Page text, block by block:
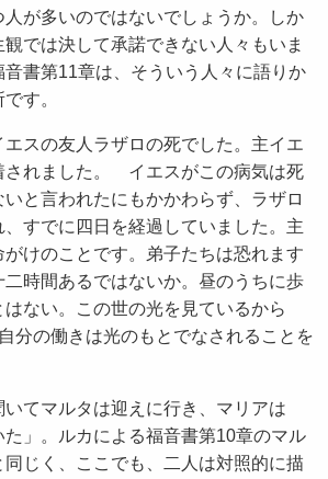
が多いのではないでしょうか。しか
では決して承諾できない人々もいま
書第11章は、そういう人々に語りか
す。
スの友人ラザロの死でした。主イエ
されました。 イエスがこの病気は死
と言われたにもかかわらず、ラザロ
すでに四日を経過していました。主
けのことです。弟子たちは恐れます
時間あるではないか。昼のうちに歩
ない。この世の光を見ているから
分の働きは光のもとでなされることを
てマルタは迎えに行き、マリアは
た」。ルカによる福音書第10章のマル
じく、ここでも、二人は対照的に描